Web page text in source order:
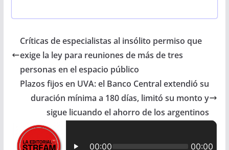
e
o
k
t
A
i
l
r
Críticas de especialistas al insólito permiso que
exige la ley para reuniones de más de tres
personas en el espacio público
Plazos fijos en UVA: el Banco Central extendió su
duración mínima a 180 días, limitó su monto y
sigue licuando el ahorro de los argentinos